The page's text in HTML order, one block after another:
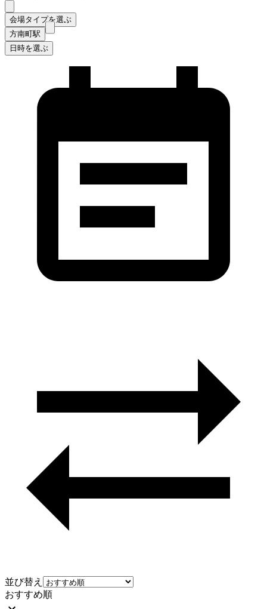
会場タイプを選ぶ
方南町駅
日時を選ぶ
並び替え
おすすめ順